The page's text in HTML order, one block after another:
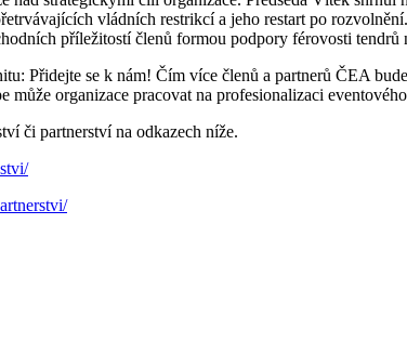
vládních restrikcí a jeho restart po
příležitostí členů formou podpory férovosti
Přidejte se k nám! Čím více členů a partnerů ČEA
může organizace pracovat na profesionalizaci
či partnerství na odkazech níže.